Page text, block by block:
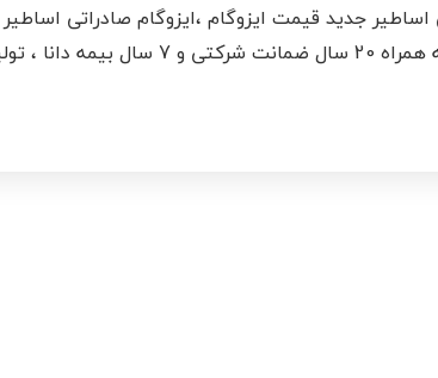
اساطیر جدید قیمت ایزوگام ،ایزوگام صادراتی
استاندارد و ایزو 9001 به